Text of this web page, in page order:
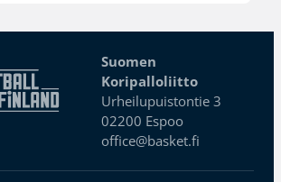
Suomen
Koripalloliitto
Urheilupuistontie 3
02200 Espoo
office@basket.fi